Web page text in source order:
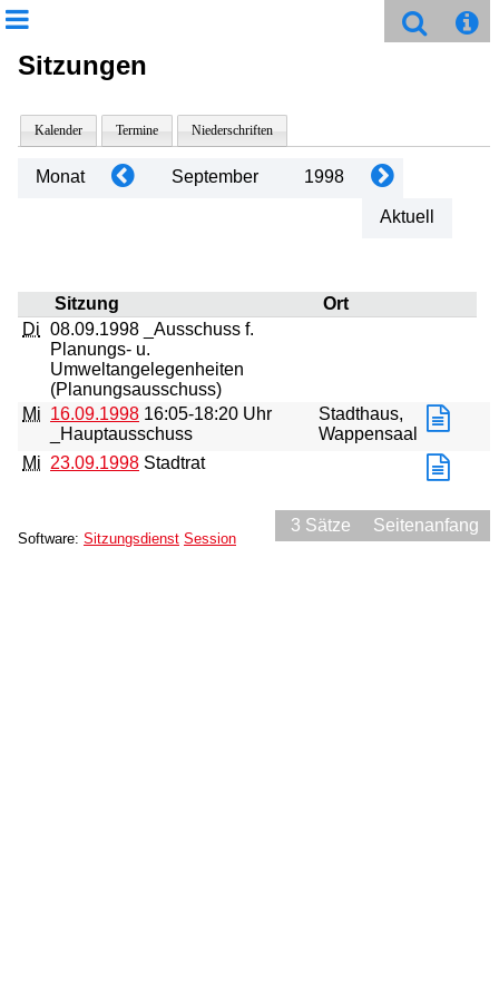
Sitzungen
Kalender Termine Niederschriften
Monat September 1998
Aktuell
Sitzung
Ort
Di 08.09.1998 _Ausschuss f.
Planungs- u.
Umweltangelegenheiten
(Planungsausschuss)
Mi 16.09.1998 16:05-18:20 Uhr
_Hauptausschuss
Stadthaus,
Wappensaal
Mi 23.09.1998 Stadtrat
3 Sätze Seitenanfang
Software: Sitzungsdienst Session